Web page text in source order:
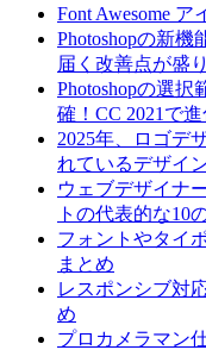
Font Awesome
Photoshopの新
届く改善点が盛
Photoshopの選
確！CC 2021で
2025年、ロゴデ
れているデザイ
ウェブデザイナ
トの代表的な10
フォントやタイ
まとめ
レスポンシブ対
め
プロカメラマン